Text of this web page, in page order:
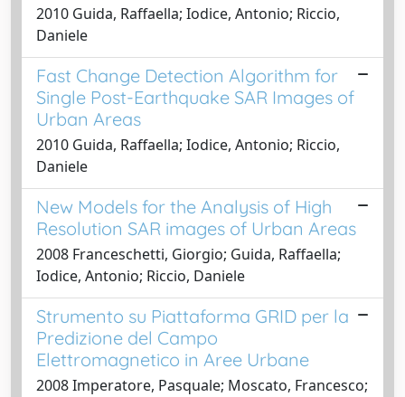
2010 Guida, Raffaella; Iodice, Antonio; Riccio,
Daniele
Fast Change Detection Algorithm for
Single Post-Earthquake SAR Images of
Urban Areas
2010 Guida, Raffaella; Iodice, Antonio; Riccio,
Daniele
New Models for the Analysis of High
Resolution SAR images of Urban Areas
2008 Franceschetti, Giorgio; Guida, Raffaella;
Iodice, Antonio; Riccio, Daniele
Strumento su Piattaforma GRID per la
Predizione del Campo
Elettromagnetico in Aree Urbane
2008 Imperatore, Pasquale; Moscato, Francesco;